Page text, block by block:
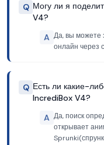
Q Могу ли я
V4?
A Да, вы можете
онлайн через
Q Есть ли какие-
IncrediBox V4?
A Да, поиск
открывает